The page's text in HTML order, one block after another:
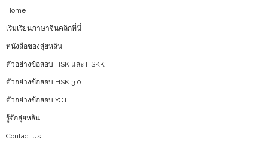
Home
เริ่มเรียนภาษาจีนคลิกที่นี่
หนังสือของสุ่ยหลิน
ตัวอย่างข้อสอบ HSK และ HSKK
ตัวอย่างข้อสอบ HSK 3.0
ตัวอย่างข้อสอบ YCT
รู้จักสุ่ยหลิน
Contact us